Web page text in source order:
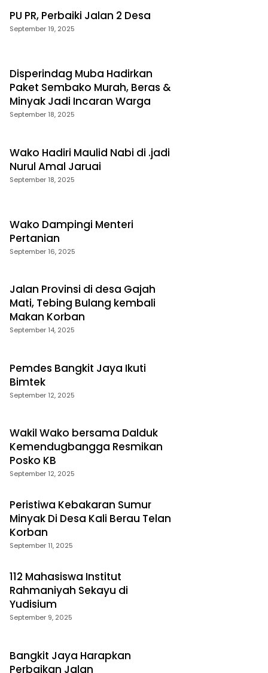
PU PR, Perbaiki Jalan 2 Desa
September 19, 2025
Disperindag Muba Hadirkan
Paket Sembako Murah, Beras &
Minyak Jadi Incaran Warga
September 18, 2025
Wako Hadiri Maulid Nabi di .jadi
Nurul Amal Jaruai
September 18, 2025
Wako Dampingi Menteri
Pertanian
September 16, 2025
Jalan Provinsi di desa Gajah
Mati, Tebing Bulang kembali
Makan Korban
September 14, 2025
Pemdes Bangkit Jaya Ikuti
Bimtek
September 12, 2025
Wakil Wako bersama Dalduk
Kemendugbangga Resmikan
Posko KB
September 12, 2025
Peristiwa Kebakaran Sumur
Minyak Di Desa Kali Berau Telan
Korban
September 11, 2025
112 Mahasiswa Institut
Rahmaniyah Sekayu di
Yudisium
September 9, 2025
Bangkit Jaya Harapkan
Perbaikan Jalan